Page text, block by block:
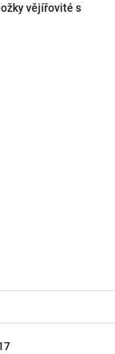
vějířovité s